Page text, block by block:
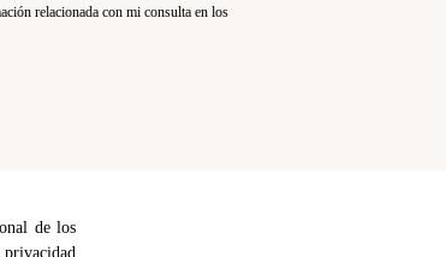
relacionada con mi consulta en los
de los